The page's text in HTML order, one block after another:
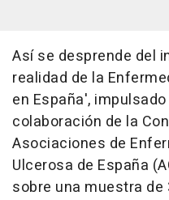
Así se desprende del
realidad de la
en España',
colaboración de la
Asociaciones de
Ulcerosa de España
sobre una muestra de